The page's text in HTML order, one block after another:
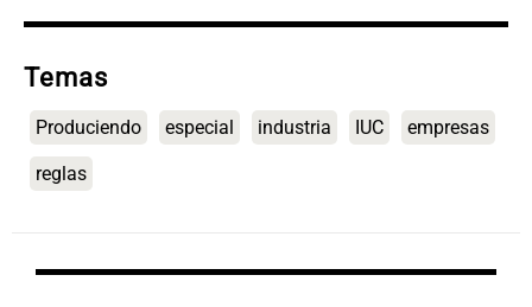
Temas
Produciendo especial industria IUC empresas
reglas